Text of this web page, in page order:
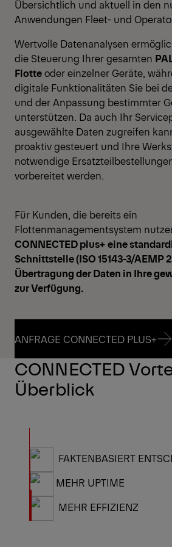
Übersichtlich und aktuell in den
Anwendungen Fleet- und
Wertvolle Datenanalysen
die Steuerung Ihrer gesamten
Flotteoder einzelner Geräte,
digitale Funktionalitäten Sie bei
und der Anpassung bestimmter
unterstützen. Da auch Ihr
ausgewählte Daten zugreifen
proaktiv gesteuert und Ihre
notwendige
vorbereitet werden.
Für Kunden, die bereits ein
Flottenmanagementsystem
CONNECTED plus+ eine
Schnittstelle (ISO 15143-3/AEMP
Übertragung der Daten in Ihre
zur Verfügung.
ANFRAGE CONNECTED PLUS+
ANFRAGE CONNECTED PLUS+
CONNECTED
Überblick
FAKTENBASIERT
MEHR UPTIME
MEHR EFFIZIENZ